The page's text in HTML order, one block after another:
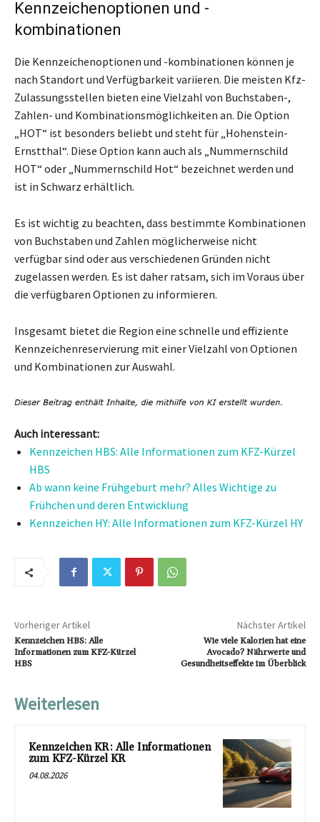
Kennzeichenoptionen und -
kombinationen
Die Kennzeichenoptionen und -kombinationen können je
nach Standort und Verfügbarkeit variieren. Die meisten Kfz-
Zulassungsstellen bieten eine Vielzahl von Buchstaben-,
Zahlen- und Kombinationsmöglichkeiten an. Die Option
„HOT“ ist besonders beliebt und steht für „Hohenstein-
Ernstthal“. Diese Option kann auch als „Nummernschild
HOT“ oder „Nummernschild Hot“ bezeichnet werden und
ist in Schwarz erhältlich.
Es ist wichtig zu beachten, dass bestimmte Kombinationen
von Buchstaben und Zahlen möglicherweise nicht
verfügbar sind oder aus verschiedenen Gründen nicht
zugelassen werden. Es ist daher ratsam, sich im Voraus über
die verfügbaren Optionen zu informieren.
Insgesamt bietet die Region eine schnelle und effiziente
Kennzeichenreservierung mit einer Vielzahl von Optionen
und Kombinationen zur Auswahl.
Auch interessant:
Kennzeichen HBS: Alle Informationen zum KFZ-Kürzel
HBS
Ab wann keine Frühgeburt mehr? Alles Wichtige zu
Frühchen und deren Entwicklung
Kennzeichen HY: Alle Informationen zum KFZ-Kürzel HY
Vorheriger Artikel
Kennzeichen HBS: Alle
Informationen zum KFZ-Kürzel
HBS
Nächster Artikel
Wie viele Kalorien hat eine
Avocado? Nährwerte und
Gesundheitseffekte im Überblick
Weiterlesen
Kennzeichen KR: Alle Informationen
zum KFZ-Kürzel KR
04.08.2026